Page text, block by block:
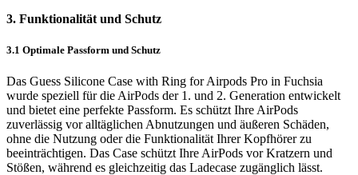
3. Funktionalität und Schutz
3.1 Optimale Passform und Schutz
Das Guess Silicone Case with Ring for Airpods Pro in Fuchsia
wurde speziell für die AirPods der 1. und 2. Generation entwickelt
und bietet eine perfekte Passform. Es schützt Ihre AirPods
zuverlässig vor alltäglichen Abnutzungen und äußeren Schäden,
ohne die Nutzung oder die Funktionalität Ihrer Kopfhörer zu
beeinträchtigen. Das Case schützt Ihre AirPods vor Kratzern und
Stößen, während es gleichzeitig das Ladecase zugänglich lässt.